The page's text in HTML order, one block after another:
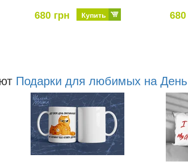
680 грн Купить 680
Подарки для любимых на